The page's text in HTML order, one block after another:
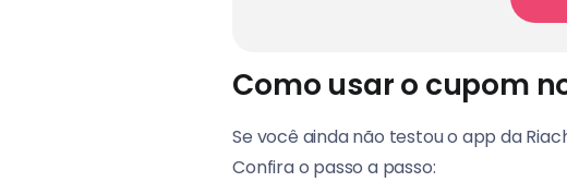
Como usar o cupom
Se você ainda não testou o app da
Confira o passo a passo: